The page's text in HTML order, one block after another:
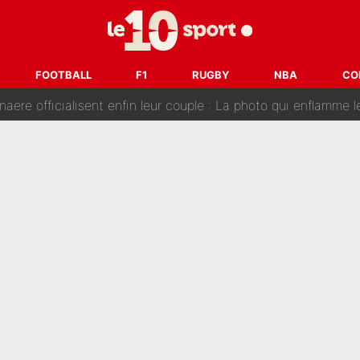
FOOTBALL F1 RUGBY NBA
Michael Olise : L’annonce du Bayern Munich sur son
: La photo qui met fin au transfert de l’été !
officialisent enfin leur couple : La photo qui enflamme